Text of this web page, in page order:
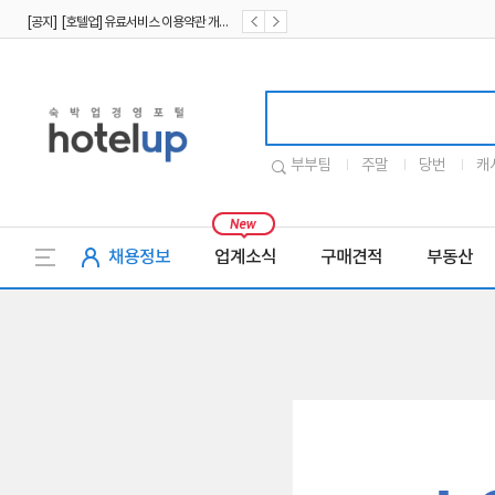
부부팀 주말 당번 캐
채용정보 업계소식 구매견적 부동산